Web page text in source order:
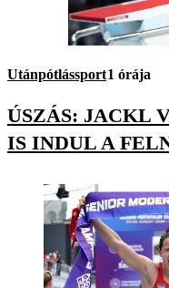
Utánpótlássport1 órája
ÚSZÁS: JACKL
IS INDUL A